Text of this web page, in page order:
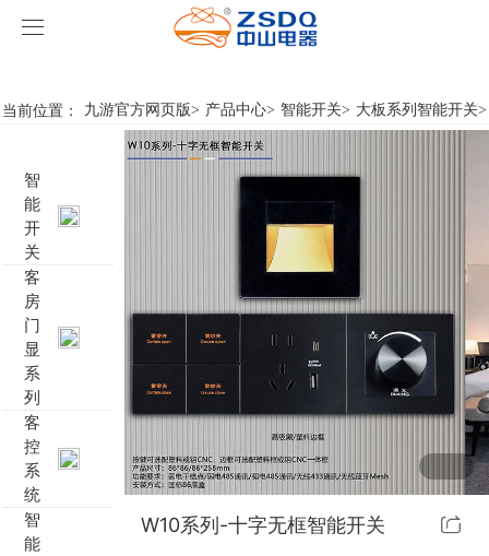
九游官方网页版
雅典系列智能开关
轻典系列智能开关
怡典系列智能开关
智典系列智能开关
靓典系列智能开关
标准86门显
标准带房号门显
非标定制门显
客控系统方案1
客控系统方案2
客控系统方案3
客控系统方案4
智能家居系列
电动窗帘
无线开关插座
特色产品
壁龛式插卡取电
九游官方网页版-九游（中国）
当前位置： 九游官方网页版> 产品中心> 智能开关> 大板系列智能开关>
智
能
开
关
客
房
门
显
系
列
客
控
系
统
智
能
W10系列-十字无框智能开关